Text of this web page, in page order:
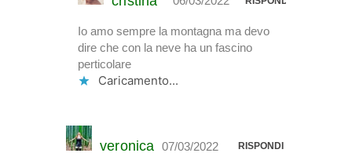
Io amo sempre la montagna ma devo
dire che con la neve ha un fascino
perticolare
Caricamento...
veronica 07/03/2022 RISPONDI